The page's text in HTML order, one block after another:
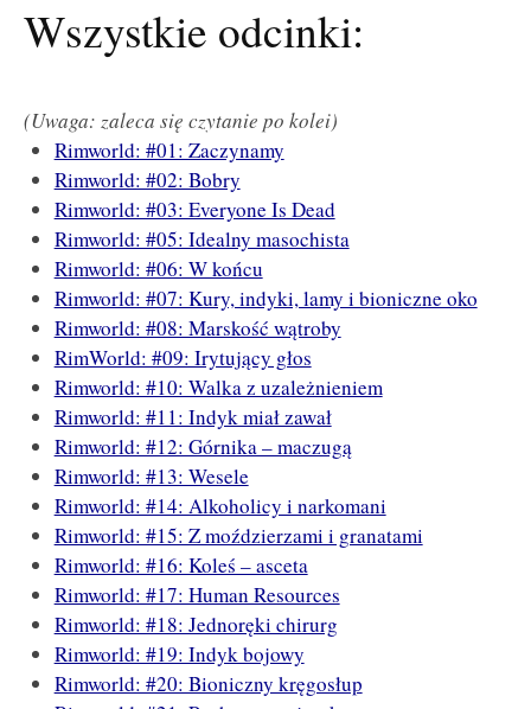
Wszystkie odcinki:
(Uwaga: zaleca się czytanie po kolei)
Rimworld: #01: Zaczynamy
Rimworld: #02: Bobry
Rimworld: #03: Everyone Is Dead
Rimworld: #05: Idealny masochista
Rimworld: #06: W końcu
Rimworld: #07: Kury, indyki, lamy i bioniczne oko
Rimworld: #08: Marskość wątroby
RimWorld: #09: Irytujący głos
Rimworld: #10: Walka z uzależnieniem
Rimworld: #11: Indyk miał zawał
Rimworld: #12: Górnika – maczugą
Rimworld: #13: Wesele
Rimworld: #14: Alkoholicy i narkomani
Rimworld: #15: Z moździerzami i granatami
Rimworld: #16: Koleś – asceta
Rimworld: #17: Human Resources
Rimworld: #18: Jednoręki chirurg
Rimworld: #19: Indyk bojowy
Rimworld: #20: Bioniczny kręgosłup